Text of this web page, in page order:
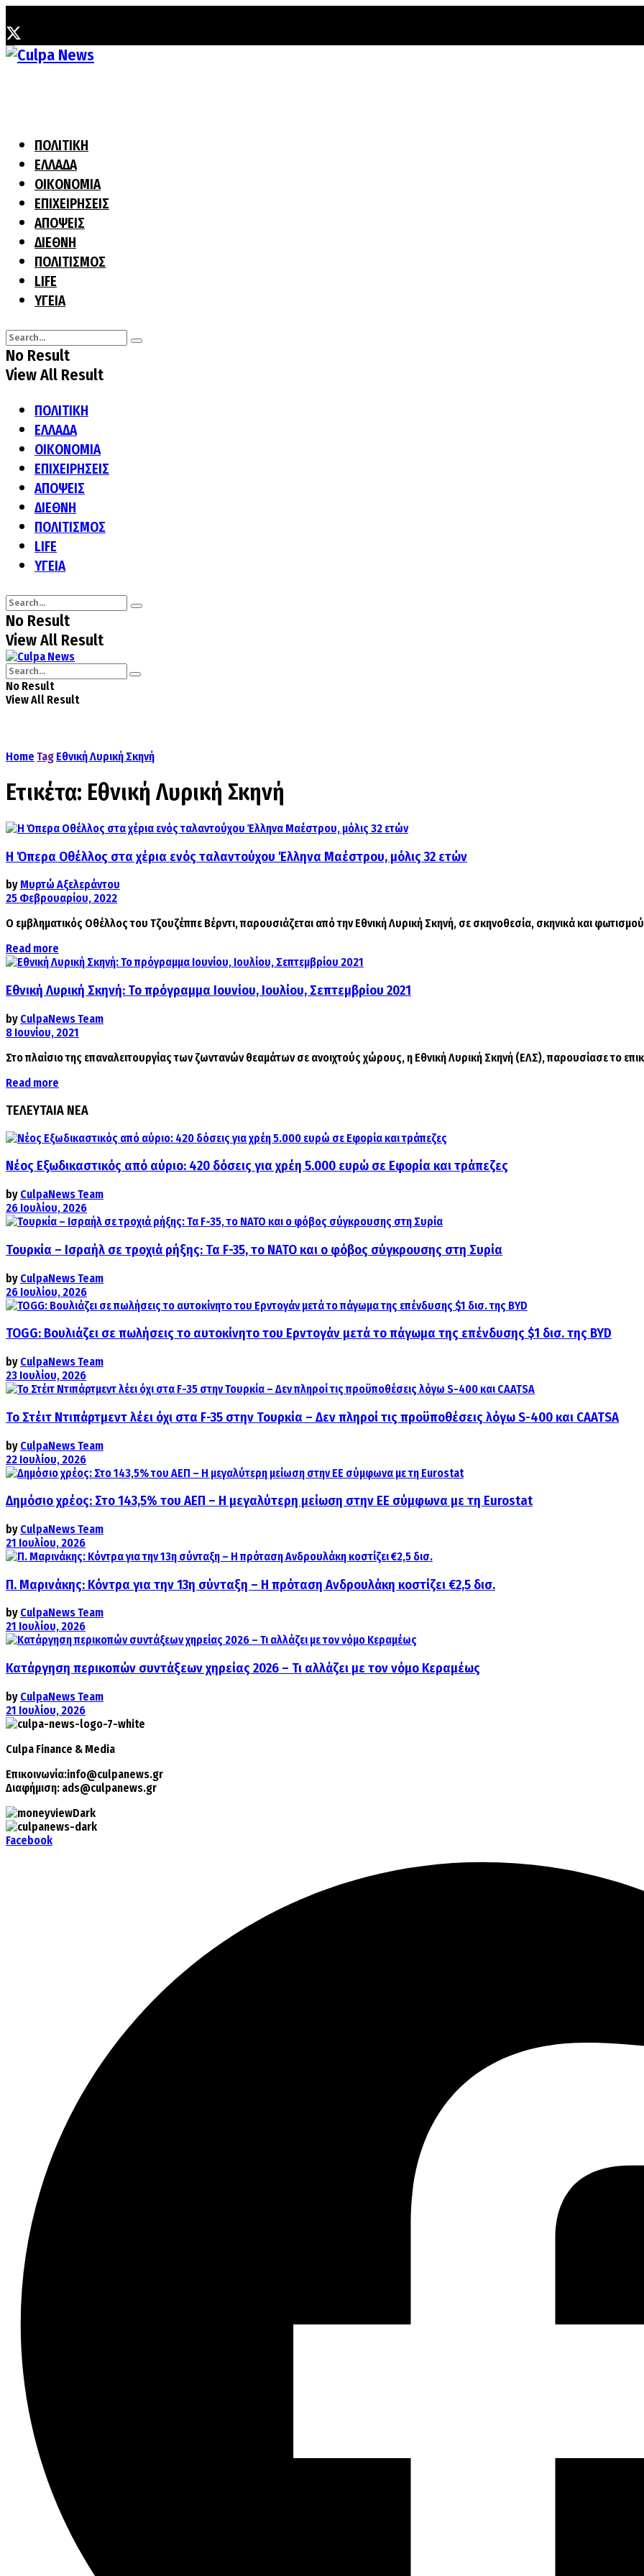
ΠΟΛΙΤΙΚΗ
ΕΛΛΑΔΑ
ΟΙΚΟΝΟΜΙΑ
ΕΠΙΧΕΙΡΗΣΕΙΣ
ΑΠΟΨΕΙΣ
ΔΙΕΘΝΗ
ΠΟΛΙΤΙΣΜΟΣ
LIFE
ΥΓΕΙΑ
No Result
View All Result
ΠΟΛΙΤΙΚΗ
ΕΛΛΑΔΑ
ΟΙΚΟΝΟΜΙΑ
ΕΠΙΧΕΙΡΗΣΕΙΣ
ΑΠΟΨΕΙΣ
ΔΙΕΘΝΗ
ΠΟΛΙΤΙΣΜΟΣ
LIFE
ΥΓΕΙΑ
No Result
View All Result
No Result
View All Result
Home Tag Εθνική Λυρική Σκηνή
Ετικέτα: Εθνική Λυρική Σκηνή
Η Όπερα Οθέλλος στα χέρια ενός ταλαντούχου Έλληνα Μαέστρου, μόλις 32 ετών
by Μυρτώ Αξελεράντου
25 Φεβρουαρίου, 2022
Ο εμβληματικός Οθέλλος του Τζουζέππε Βέρντι, παρουσιάζεται από την Εθνική Λυρική Σκηνή, σε σκηνοθεσία, σκηνικά και
Read more
Εθνική Λυρική Σκηνή: Το πρόγραμμα Ιουνίου, Ιουλίου, Σεπτεμβρίου 2021
by CulpaNews Team
8 Ιουνίου, 2021
Στο πλαίσιο της επαναλειτουργίας των ζωντανών θεαμάτων σε ανοιχτούς χώρους, η Εθνική Λυρική Σκηνή (ΕΛΣ), παρουσίασε το
Read more
ΤΕΛΕΥΤΑΙΑ ΝΕΑ
Νέος Εξωδικαστικός από αύριο: 420 δόσεις για χρέη 5.000 ευρώ σε Εφορία και τράπεζες
by CulpaNews Team
26 Ιουλίου, 2026
Τουρκία – Ισραήλ σε τροχιά ρήξης: Τα F-35, το ΝΑΤΟ και ο φόβος σύγκρουσης στη Συρία
by CulpaNews Team
26 Ιουλίου, 2026
TOGG: Βουλιάζει σε πωλήσεις το αυτοκίνητο του Ερντογάν μετά το πάγωμα της επένδυσης $1 δισ. της BYD
by CulpaNews Team
23 Ιουλίου, 2026
Το Στέιτ Ντιπάρτμεντ λέει όχι στα F-35 στην Τουρκία – Δεν πληροί τις προϋποθέσεις λόγω S-400 και CAATSA
by CulpaNews Team
22 Ιουλίου, 2026
Δημόσιο χρέος: Στο 143,5% του ΑΕΠ – Η μεγαλύτερη μείωση στην ΕΕ σύμφωνα με τη Eurostat
by CulpaNews Team
21 Ιουλίου, 2026
Π. Μαρινάκης: Κόντρα για την 13η σύνταξη – Η πρόταση Ανδρουλάκη κοστίζει €2,5 δισ.
by CulpaNews Team
21 Ιουλίου, 2026
Κατάργηση περικοπών συντάξεων χηρείας 2026 – Τι αλλάζει με τον νόμο Κεραμέως
by CulpaNews Team
21 Ιουλίου, 2026
Culpa Finance & Media
Επικοινωνία:info@culpanews.gr
Διαφήμιση: ads@culpanews.gr
Facebook